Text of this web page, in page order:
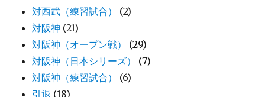
対西武（練習試合）
(2)
対阪神 (21)
対阪神（オープン戦）
(29)
対阪神（日本シリーズ）
(7)
対阪神（練習試合）
(6)
引退 (18)